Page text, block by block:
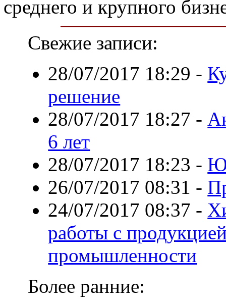
среднего и крупного
Свежие записи:
28/07/2017 18:29 -
решение
28/07/2017 18:27 -
6 лет
28/07/2017 18:23 -
26/07/2017 08:31 -
24/07/2017 08:37 -
работы с
промышленности
Более ранние: